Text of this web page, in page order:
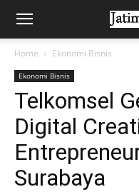
Home Ekonomi Bisnis
Ekonomi Bisnis
Telkomsel
Digital
Surabaya